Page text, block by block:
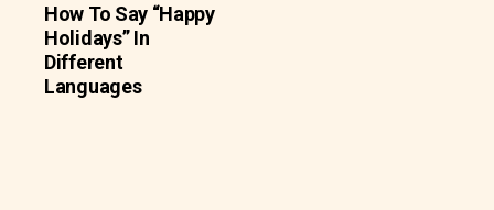
How To Say “Happy
Holidays” In
Different
Languages